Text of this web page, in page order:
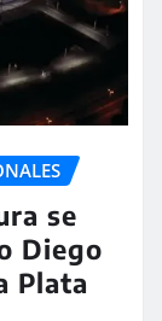
se
Diego
Plata